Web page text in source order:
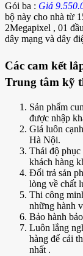
Gói ba : Giá
bộ này cho nhà từ
2Megapixel , 01
dây mạng và dây
Các cam kết
Trung tâm kỹ
Sản phẩm
được nhập
Giá luôn
Hà Nội.
Thái độ phục
khách hàng
Đổi trả sản
lòng về chất
Thi công
những hành
Bảo hành
Luôn lắng
hàng để cải
nhất .